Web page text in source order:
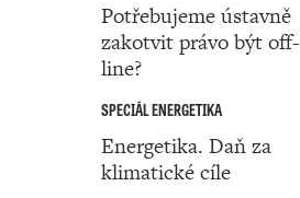
Potřebujeme ústavně
zakotvit právo být off-
line?
SPECIÁL ENERGETIKA
Energetika. Daň za
klimatické cíle